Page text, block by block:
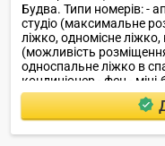
Будва. Типи номерів: -
студіо (максимальне
ліжко, одномісне
(можливість
односпальне ліжко в
кондиціонер - фен -
балкон - ванна кімната
сервіс: - оренда
поверсі - доступ в
готелю Додаткова